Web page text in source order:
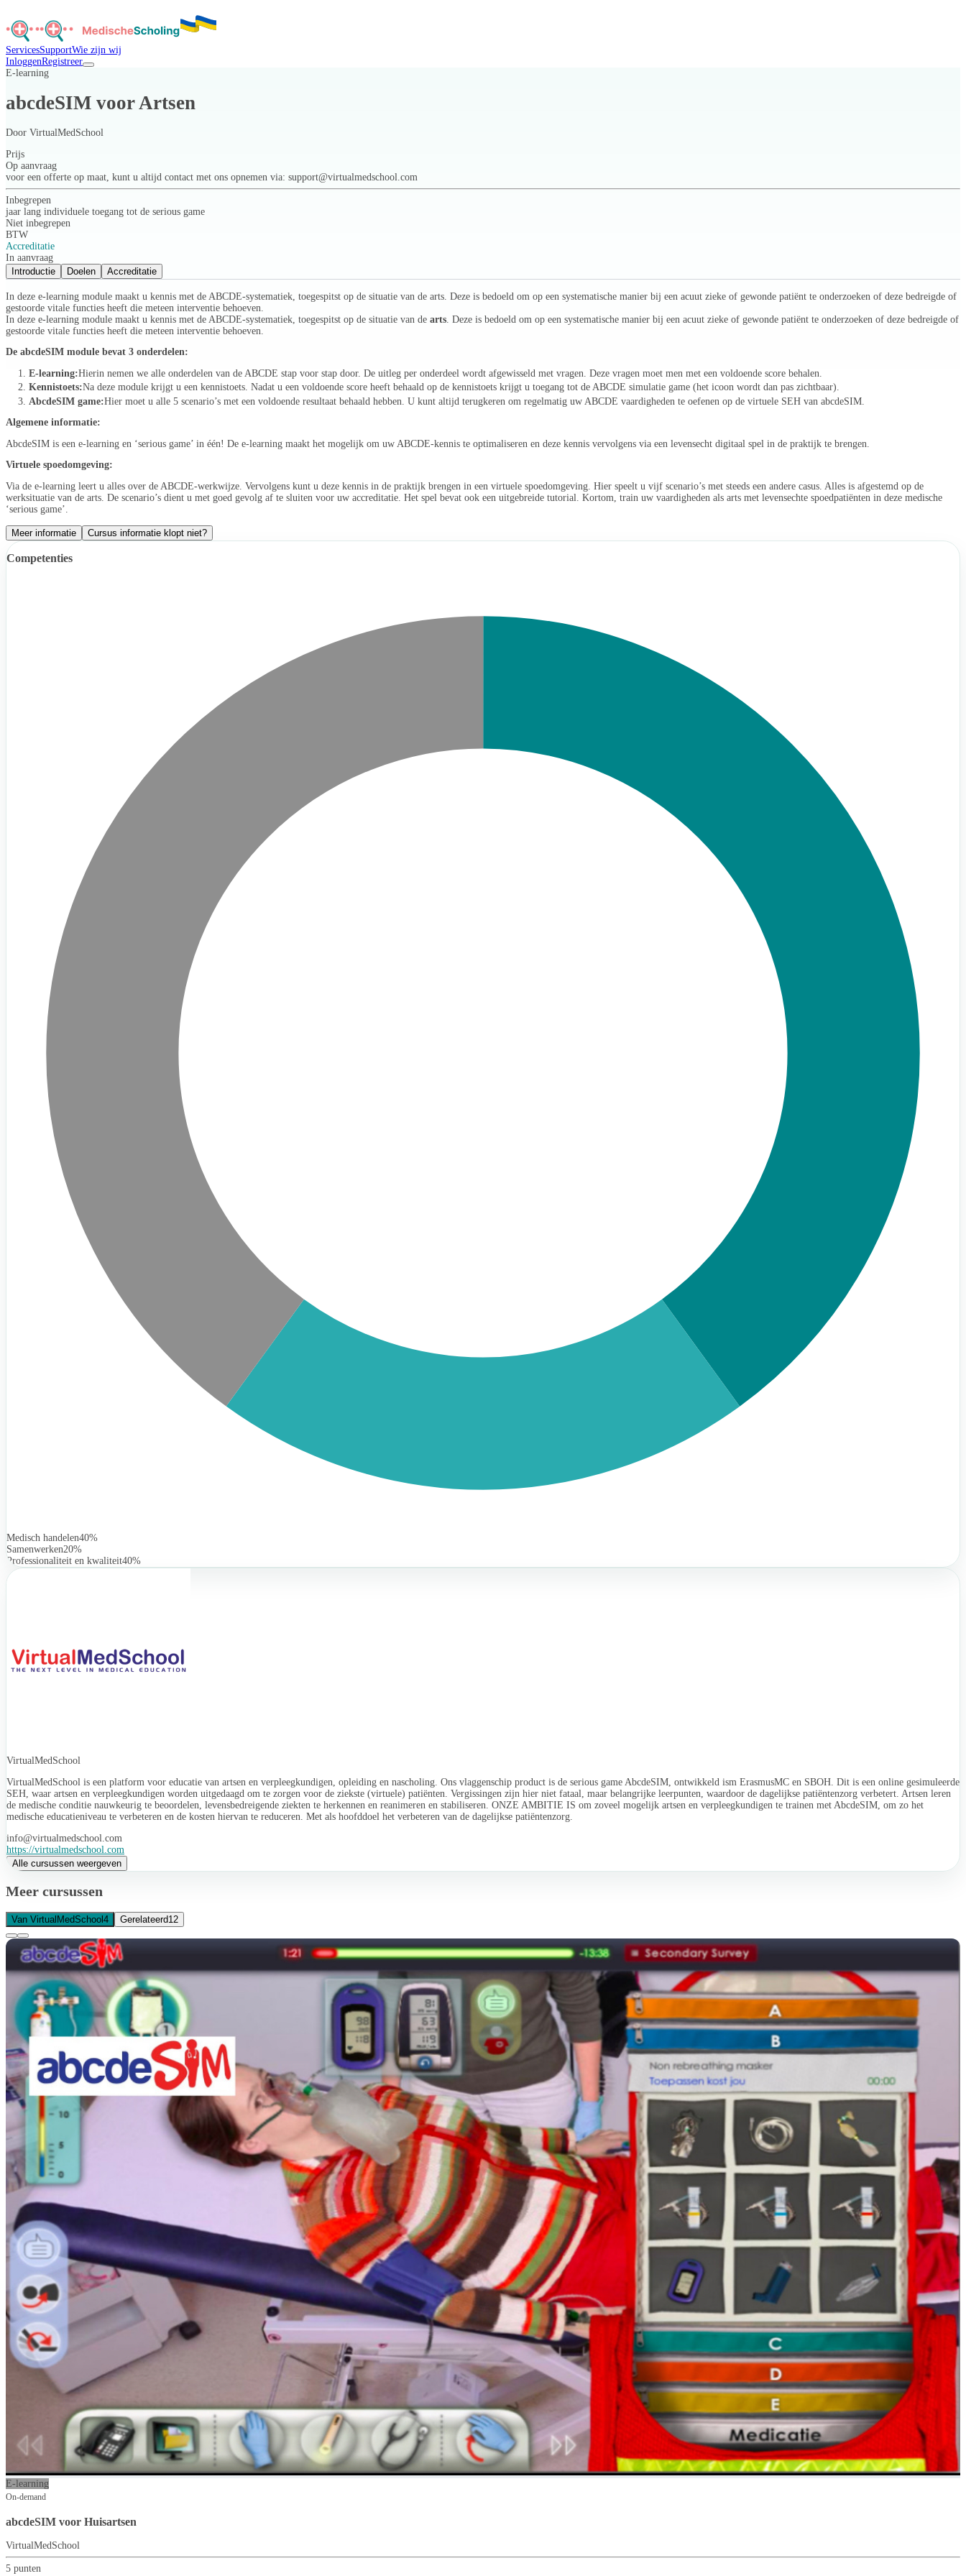
ServicesSupportWie zijn wij
InloggenRegistreer
E-learning
abcdeSIM voor Artsen
Door VirtualMedSchool
Prijs
Op aanvraag
voor een offerte op maat, kunt u altijd contact met ons opnemen via: support@virtualmedschool.com
Inbegrepen
jaar lang individuele toegang tot de serious game
Niet inbegrepen
BTW
Accreditatie
In aanvraag
Introductie
Doelen Accreditatie
In deze e-learning module maakt u kennis met de ABCDE-systematiek, toegespitst op de situatie van de arts. Deze is bedoeld om op een systematische manier bij een acuut zieke of gewonde patiënt te onderzoeken of deze bedreigde of
gestoorde vitale functies heeft die meteen interventie behoeven.
In deze e-learning module maakt u kennis met de ABCDE-systematiek, toegespitst op de situatie van de arts . Deze is bedoeld om op een systematische manier bij een acuut zieke of gewonde patiënt te onderzoeken of deze bedreigde of
gestoorde vitale functies heeft die meteen interventie behoeven.
De abcdeSIM module bevat 3 onderdelen:
E-learning:Hierin nemen we alle onderdelen van de ABCDE stap voor stap door. De uitleg per onderdeel wordt afgewisseld met vragen. Deze vragen moet men met een voldoende score behalen.
Kennistoets:Na deze module krijgt u een kennistoets. Nadat u een voldoende score heeft behaald op de kennistoets krijgt u toegang tot de ABCDE simulatie game (het icoon wordt dan pas zichtbaar).
AbcdeSIM game:Hier moet u alle 5 scenario’s met een voldoende resultaat behaald hebben. U kunt altijd terugkeren om regelmatig uw ABCDE vaardigheden te oefenen op de virtuele SEH van abcdeSIM.
Algemene informatie:
AbcdeSIM is een e-learning en ‘serious game’ in één! De e-learning maakt het mogelijk om uw ABCDE-kennis te optimaliseren en deze kennis vervolgens via een levensecht digitaal spel in de praktijk te brengen.
Virtuele spoedomgeving:
Via de e-learning leert u alles over de ABCDE-werkwijze. Vervolgens kunt u deze kennis in de praktijk brengen in een virtuele spoedomgeving. Hier speelt u vijf scenario’s met steeds een andere casus. Alles is afgestemd op de
werksituatie van de arts. De scenario’s dient u met goed gevolg af te sluiten voor uw accreditatie. Het spel bevat ook een uitgebreide tutorial. Kortom, train uw vaardigheden als arts met levensechte spoedpatiënten in deze medische
‘serious game’.
Meer informatie Cursus informatie klopt niet?
Competenties
Medisch handelen40%
Samenwerken20%
Professionaliteit en kwaliteit40%
VirtualMedSchool
VirtualMedSchool is een platform voor educatie van artsen en verpleegkundigen, opleiding en nascholing. Ons vlaggenschip product is de serious game AbcdeSIM, ontwikkeld ism ErasmusMC en SBOH. Dit is een online gesimuleerde
SEH, waar artsen en verpleegkundigen worden uitgedaagd om te zorgen voor de ziekste (virtuele) patiënten. Vergissingen zijn hier niet fataal, maar belangrijke leerpunten, waardoor de dagelijkse patiëntenzorg verbetert. Artsen leren
de medische conditie nauwkeurig te beoordelen, levensbedreigende ziekten te herkennen en reanimeren en stabiliseren. ONZE AMBITIE IS om zoveel mogelijk artsen en verpleegkundigen te trainen met AbcdeSIM, om zo het
medische educatieniveau te verbeteren en de kosten hiervan te reduceren. Met als hoofddoel het verbeteren van de dagelijkse patiëntenzorg.
info@virtualmedschool.com
https://virtualmedschool.com
Alle cursussen weergeven
Meer cursussen
Van VirtualMedSchool 4 Gerelateerd12
E-learning
On-demand
abcdeSIM voor Huisartsen
VirtualMedSchool
5 punten